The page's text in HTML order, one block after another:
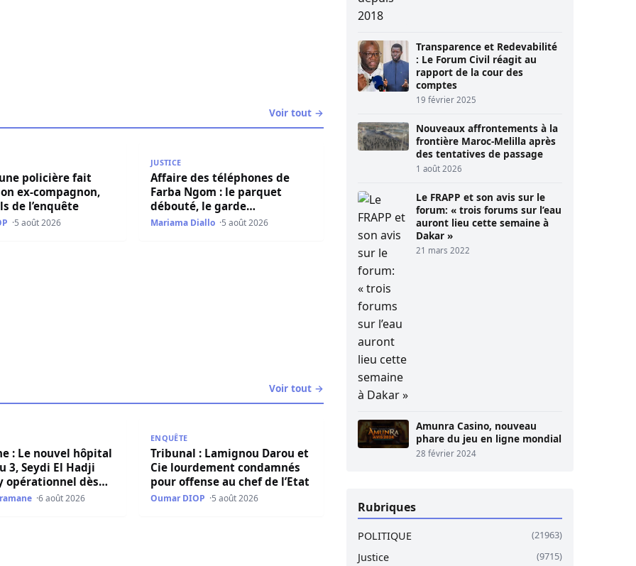
Voir tout →
policière fait
ex-compagnon,
de l’enquête
5 août 2026
Affaire des téléphones de Farba Ngom : le parquet débouté, le garde pénitentiaire libéré
JUSTICE
Affaire des téléphones de
Farba Ngom : le parquet
débouté, le garde
pénitentiaire libéré
Mariama Diallo 5 août 2026
Voir tout →
: Le nouvel hôpital de niveau 3, Seydi El Hadji Malick Sy opérationnel dès lundi
: Le nouvel hôpital
3, Seydi El Hadji
opérationnel dès
6 août 2026
Tribunal : Lamignou Darou et Cie lourdement condamnés pour offense au chef de l’Etat
ENQUÊTE
Tribunal : Lamignou Darou et
Cie lourdement condamnés
pour offense au chef de l’Etat
Oumar DIOP 5 août 2026
Transparence et Redevabilité
: Le Forum Civil réagit au
rapport de la cour des
comptes
19 février 2025
Nouveaux affrontements à la
frontière Maroc-Melilla après
des tentatives de passage
1 août 2026
Le FRAPP et son avis sur le
forum: « trois forums sur l’eau
auront lieu cette semaine à
Dakar »
21 mars 2022
Amunra Casino, nouveau
phare du jeu en ligne mondial
28 février 2024
Rubriques
POLITIQUE (21963)
Justice (9715)